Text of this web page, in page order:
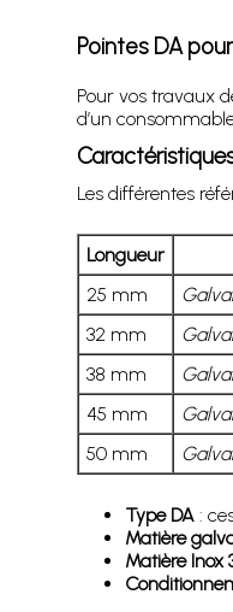
Pointes DA
Pour vos travaux
d’un
Les différentes
Longueur
25 mm
32 mm
38 mm
45 mm
50 mm
Type DA:
Matière
Matière Inox